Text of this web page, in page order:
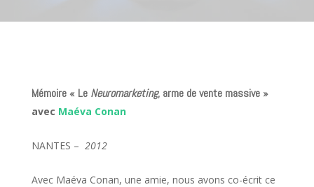
Mémoire « Le Neuromarketing, arme de vente massive »
avec Maéva Conan
NANTES – 2012
Avec Maéva Conan, une amie, nous avons co-écrit ce